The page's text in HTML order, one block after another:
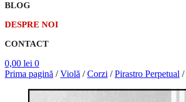
BLOG
DESPRE NOI
CONTACT
0,00 lei 0
Prima pagină /Violă /Corzi /Pirastro Perpetual /